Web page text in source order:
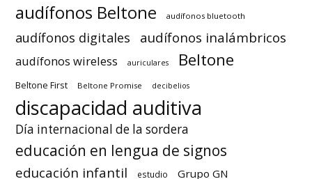
audífonos Beltone audífonos bluetooth
audífonos digitales audífonos inalámbricos
audífonos wireless auriculares Beltone
Beltone First Beltone Promise decibelios
discapacidad auditiva
Día internacional de la sordera
educación en lengua de signos
educación infantil estudio Grupo GN